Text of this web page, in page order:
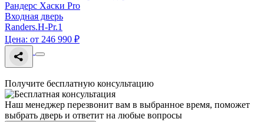
Рандерс Хаски Pro
Входная дверь
Randers.H-Pr.1
Цена: от 246 990 ₽
Получите бесплатную консультацию
Наш менеджер перезвонит вам в выбранное время, поможет
выбрать дверь и ответит на любые вопросы